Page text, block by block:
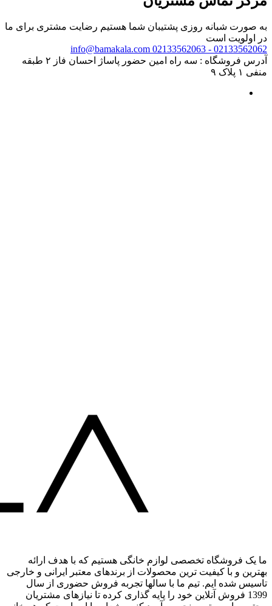
به صورت شبانه روزی پشتیبان شما هستیم رضایت مشتری برای ما
در اولویت است
02133562062 - 02133562063
info@bamakala.com
آدرس فروشگاه : سه راه امین حضور پاساژ احسان فاز ۲ طبقه
منفی ۱ پلاک ۹
ما یک فروشگاه تخصصی لوازم خانگی هستیم که با هدف ارائه
بهترین و با کیفیت ترین محصولات از برندهای معتبر ایرانی و خارجی
تاسیس شده ایم. تیم ما با سالها تجربه فروش حضوری از سال
1399 فروش آنلاین خود را پایه گذاری کرده تا نیازهای مشتریان